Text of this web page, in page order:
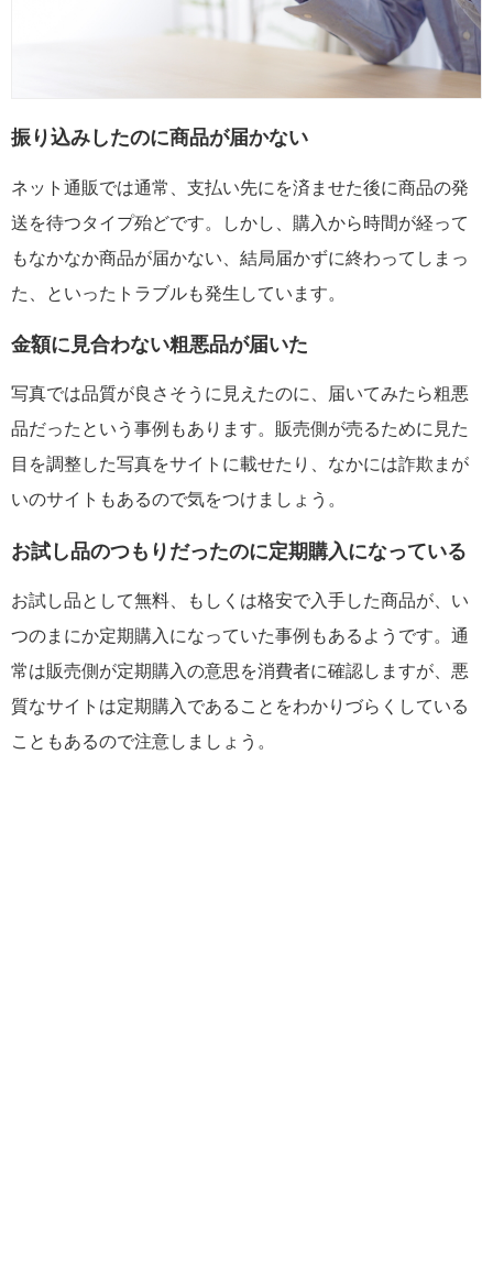
振り込みしたのに商品が届かない
ネット通販では通常、支払い先にを済ませた後に商品の発
送を待つタイプ殆どです。しかし、購入から時間が経って
もなかなか商品が届かない、結局届かずに終わってしまっ
た、といったトラブルも発生しています。
金額に見合わない粗悪品が届いた
写真では品質が良さそうに見えたのに、届いてみたら粗悪
品だったという事例もあります。販売側が売るために見た
目を調整した写真をサイトに載せたり、なかには詐欺まが
いのサイトもあるので気をつけましょう。
お試し品のつもりだったのに定期購入になっている
お試し品として無料、もしくは格安で入手した商品が、い
つのまにか定期購入になっていた事例もあるようです。通
常は販売側が定期購入の意思を消費者に確認しますが、悪
質なサイトは定期購入であることをわかりづらくしている
こともあるので注意しましょう。